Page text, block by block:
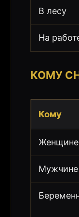
В лесу
На
КОМУ
Кому
Женщине
Мужчине